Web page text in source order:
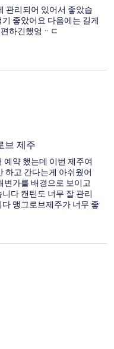
관리되어 있어서 좋았습
좋았어요 다음에는 길게
하긴했엉ᆢㄷ
브 제주
약 했는데 이번 제주여
하고 간다는게 아쉬웠어
변가를 배경으로 보이고
다 캔틴도 너무 잘 관리
맹그로브제주가 너무 좋
니다